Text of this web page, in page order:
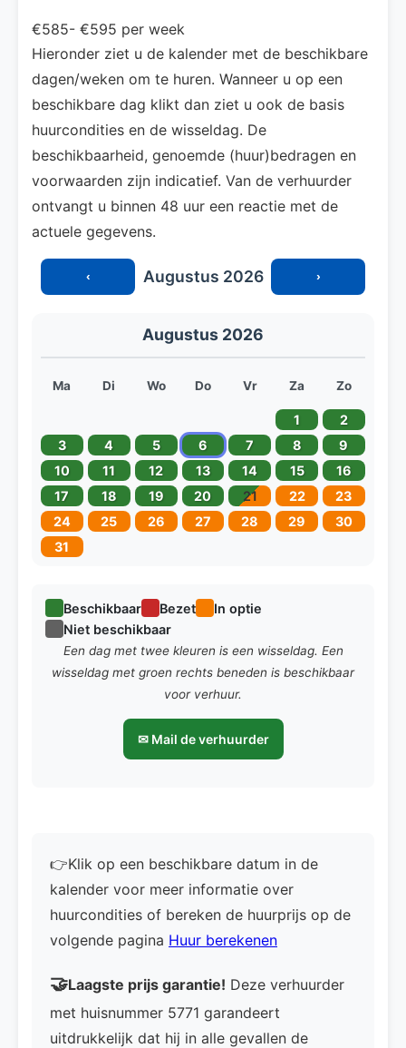
€585- €595 per week
Hieronder ziet u de kalender met de beschikbare
dagen/weken om te huren. Wanneer u op een
beschikbare dag klikt dan ziet u ook de basis
huurcondities en de wisseldag. De
beschikbaarheid, genoemde (huur)bedragen en
voorwaarden zijn indicatief. Van de verhuurder
ontvangt u binnen 48 uur een reactie met de
actuele gegevens.
‹ Augustus 2026 ›
Augustus 2026
Ma Di Wo Do Vr Za Zo
1
2
3
4 5 6 7 8
9
10
11 12 13 14 15
16
17
18 19 20 21 22
23
24
25 26 27 28 29
30
31
Beschikbaar Bezet
In optie
Niet beschikbaar
Een dag met twee kleuren is een wisseldag. Een
wisseldag met groen rechts beneden is beschikbaar
voor verhuur.
✉ Mail de verhuurder
👉Klik op een beschikbare datum in de
kalender voor meer informatie over
huurcondities of bereken de huurprijs op de
volgende pagina Huur berekenen
🤝Laagste prijs garantie! Deze verhuurder
met huisnummer 5771 garandeert
uitdrukkelijk dat hij in alle gevallen de